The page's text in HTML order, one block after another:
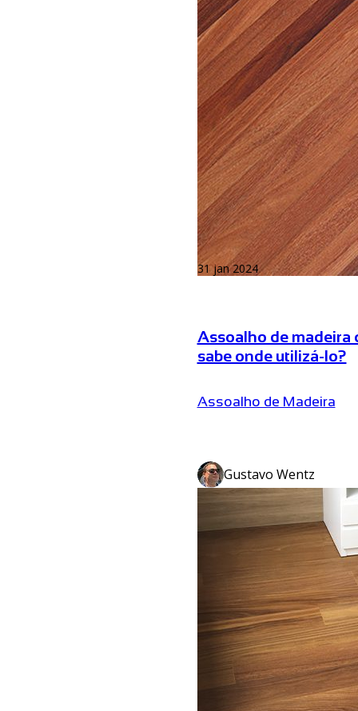
31 jan 2024
Assoalho de madeira
sabe onde utilizá-lo?
Assoalho de Madeira
Gustavo Wentz